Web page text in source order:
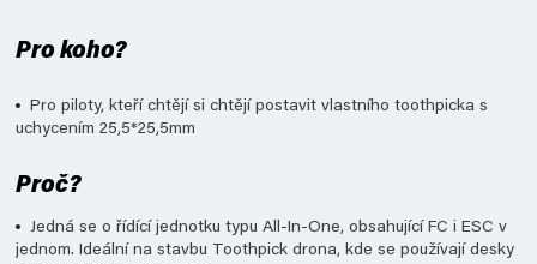
Pro koho?
Pro piloty, kteří chtějí si chtějí postavit vlastního toothpicka s
uchycením 25,5*25,5mm
Proč?
Jedná se o řídící jednotku typu All-In-One, obsahující FC i ESC v
jednom. Ideální na stavbu Toothpick drona, kde se používají desky